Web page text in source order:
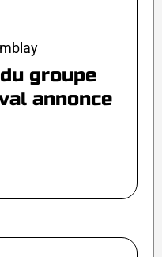
groupe
annonce